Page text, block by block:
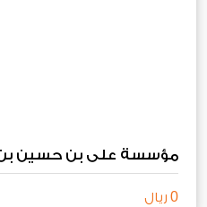
مؤسسة علي بن حسين بن
0 ريال